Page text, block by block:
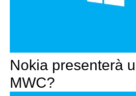
Nokia presenterà
MWC?